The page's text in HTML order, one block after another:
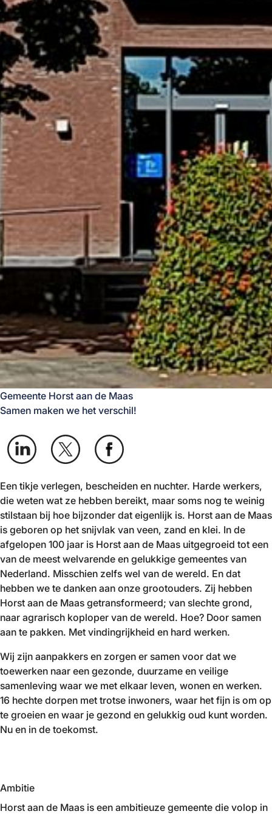
Gemeente Horst aan de Maas
Samen maken we het verschil!
Een tikje verlegen, bescheiden en nuchter. Harde werkers,
die weten wat ze hebben bereikt, maar soms nog te weinig
stilstaan bij hoe bijzonder dat eigenlijk is. Horst aan de Maas
is geboren op het snijvlak van veen, zand en klei. In de
afgelopen 100 jaar is Horst aan de Maas uitgegroeid tot een
van de meest welvarende en gelukkige gemeentes van
Nederland. Misschien zelfs wel van de wereld. En dat
hebben we te danken aan onze grootouders. Zij hebben
Horst aan de Maas getransformeerd; van slechte grond,
naar agrarisch koploper van de wereld. Hoe? Door samen
aan te pakken. Met vindingrijkheid en hard werken.
Wij zijn aanpakkers en zorgen er samen voor dat we
toewerken naar een gezonde, duurzame en veilige
samenleving waar we met elkaar leven, wonen en werken.
16 hechte dorpen met trotse inwoners, waar het fijn is om op
te groeien en waar je gezond en gelukkig oud kunt worden.
Nu en in de toekomst.
Ambitie
Horst aan de Maas is een ambitieuze gemeente die volop in